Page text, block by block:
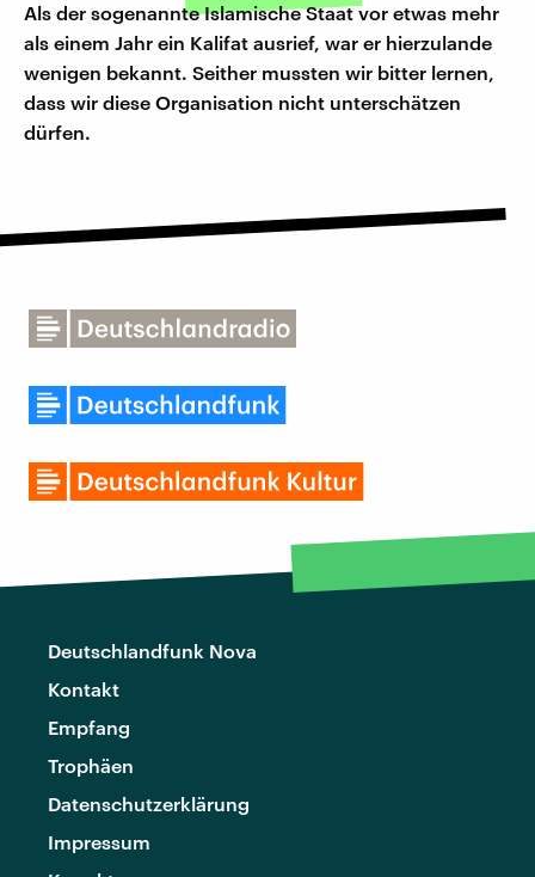
Als der sogenannte Islamische Staat vor etwas mehr
als einem Jahr ein Kalifat ausrief, war er hierzulande
wenigen bekannt. Seither mussten wir bitter lernen,
dass wir diese Organisation nicht unterschätzen
dürfen.
Deutschlandfunk Nova
Kontakt
Empfang
Trophäen
Datenschutzerklärung
Impressum